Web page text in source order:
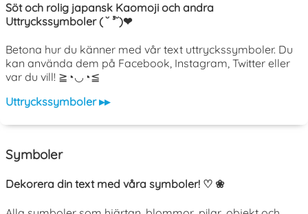
Söt och rolig japansk Kaomoji och andra
Uttryckssymboler ( ˘ ³˘)❤
Betona hur du känner med vår text uttryckssymboler. Du
kan använda dem på Facebook, Instagram, Twitter eller
var du vill! ≧◔◡◔≦
Uttryckssymboler ▸▸
Symboler
Dekorera din text med våra symboler! ♡ ❀